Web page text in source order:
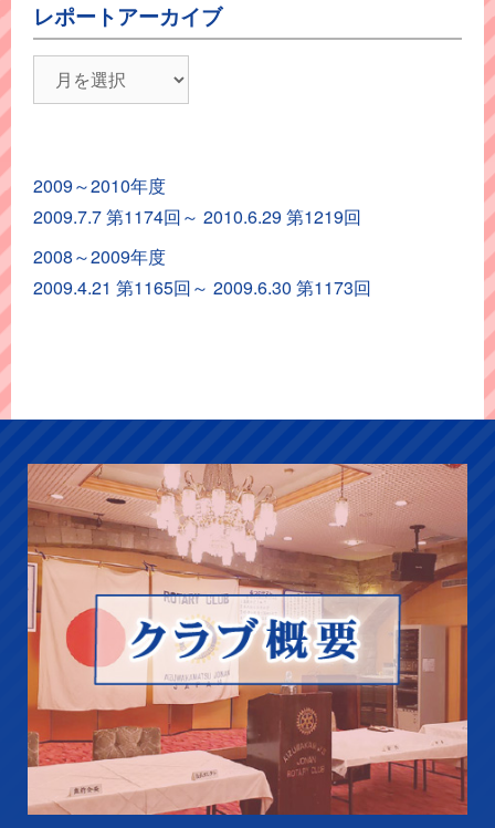
レポートアーカイブ
ポ
ア
ー
カ
イ
2009～2010年度
2009.7.7 第1174回～ 2010.6.29 第1219回
2008～2009年度
2009.4.21 第1165回～ 2009.6.30 第1173回